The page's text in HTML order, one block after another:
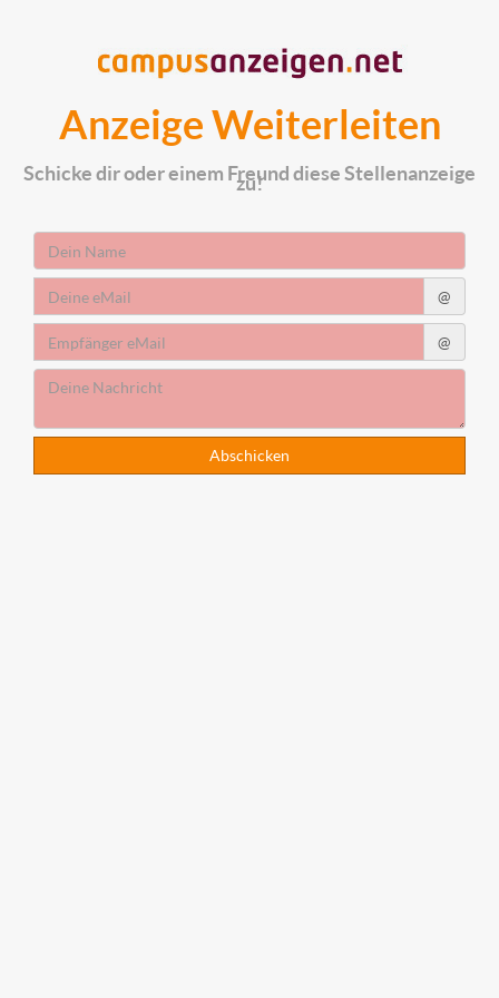
Anzeige Weiterleiten
Schicke dir oder einem Freund diese Stellenanzeige
zu!
Name
eMail
@
eMail
@
Deine
Abschicken